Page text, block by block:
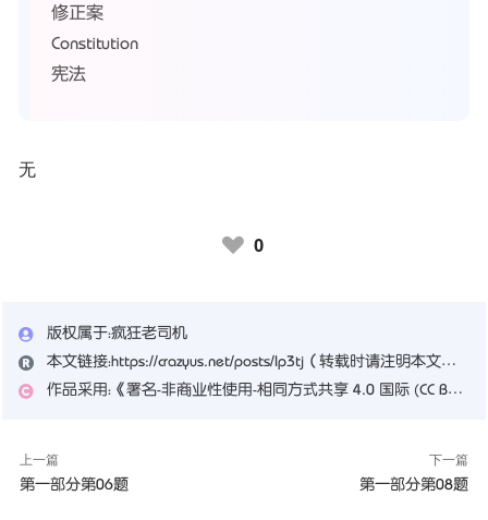
修正案
Constitution
宪法
无
♥ 0
版权属于：疯狂老司机
本文链接：https://crazyus.net/posts/lp3tj （转载时请注明本文出处及文章链接）
作品采用： 《署名-非商业性使用-相同方式共享 4.0 国际 (CC BY-NC-SA 4.0)
上一篇
第一部分第06题
下一篇
第一部分第08题